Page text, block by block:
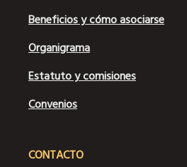
Beneficios y cómo asociarse
Organigrama
Estatuto y comisiones
Convenios
CONTACTO